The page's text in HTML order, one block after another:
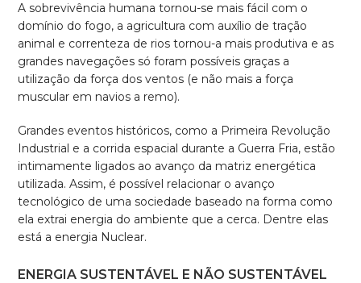
A sobrevivência humana tornou-se mais fácil com o
domínio do fogo, a agricultura com auxílio de tração
animal e correnteza de rios tornou-a mais produtiva e as
grandes navegações só foram possíveis graças a
utilização da força dos ventos (e não mais a força
muscular em navios a remo).
Grandes eventos históricos, como a Primeira Revolução
Industrial e a corrida espacial durante a Guerra Fria, estão
intimamente ligados ao avanço da matriz energética
utilizada. Assim, é possível relacionar o avanço
tecnológico de uma sociedade baseado na forma como
ela extrai energia do ambiente que a cerca. Dentre elas
está a energia Nuclear.
ENERGIA SUSTENTÁVEL E NÃO SUSTENTÁVEL